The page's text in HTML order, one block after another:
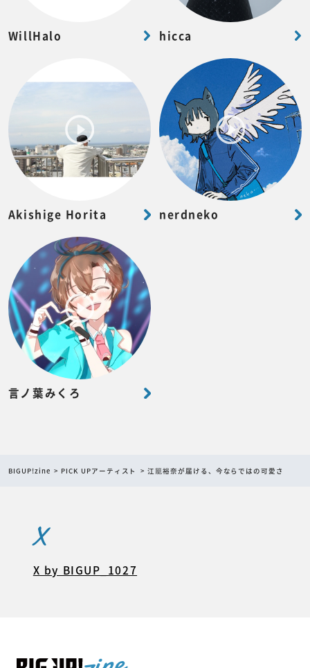
WillHalo hicca
Akishige Horita nerdneko
言ノ葉みくろ
BIGUP!zine PICK UPアーティスト 江籠裕奈が届ける、今ならではの可愛さ
X
X by BIGUP_1027